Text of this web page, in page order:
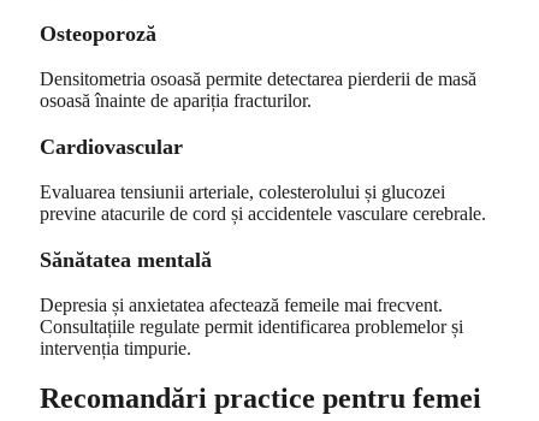
Osteoporoză
Densitometria osoasă permite detectarea pierderii de masă
osoasă înainte de apariția fracturilor.
Cardiovascular
Evaluarea tensiunii arteriale, colesterolului și glucozei
previne atacurile de cord și accidentele vasculare cerebrale.
Sănătatea mentală
Depresia și anxietatea afectează femeile mai frecvent.
Consultațiile regulate permit identificarea problemelor și
intervenția timpurie.
Recomandări practice pentru femei